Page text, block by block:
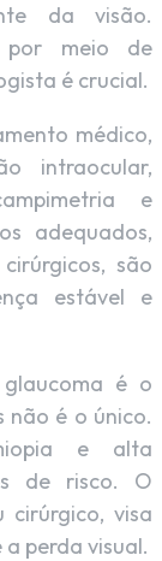
da visão.
por meio de
é crucial.
médico,
intraocular,
e
adequados,
são
estável e
é o
não é o único.
e alta
de risco. O
cirúrgico, visa
perda visual.